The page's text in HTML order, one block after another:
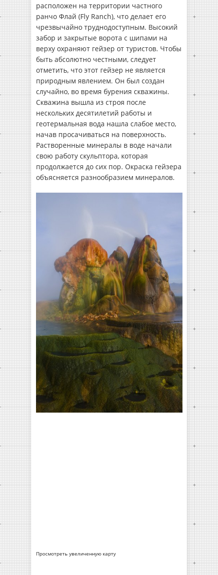
расположен на территории частного
ранчо Флай (Fly Ranch), что делает его
чрезвычайно труднодоступным. Высокий
забор и закрытые ворота с шипами на
верху охраняют гейзер от туристов. Чтобы
быть абсолютно честными, следует
отметить, что этот гейзер не является
природным явлением. Он был создан
случайно, во время бурения скважины.
Скважина вышла из строя после
нескольких десятилетий работы и
геотермальная вода нашла слабое место,
начав просачиваться на поверхность.
Растворенные минералы в воде начали
свою работу скульптора, которая
продолжается до сих пор. Окраска гейзера
объясняется разнообразием минералов.
Просмотреть увеличенную карту